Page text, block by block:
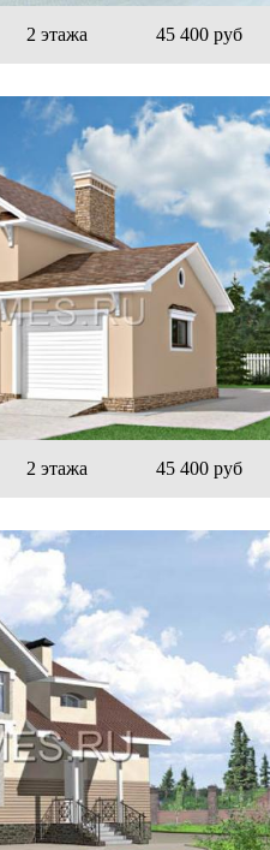
2 этажа 45 400 руб
2 этажа 45 400 руб